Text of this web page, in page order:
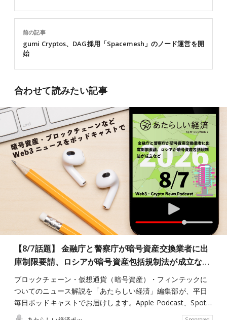
前の記事
gumi Cryptos、DAG採用「Spacemesh」のノード運営を開
始
合わせて読みたい記事
【8/7話題】 金融庁と警察庁が暗号資産交換業者に出
庫制限要請、ロシアが暗号資産包括規制法が成立な…
ブロックチェーン・仮想通貨（暗号資産）・フィンテックに
ついてのニュース解説を「あたらしい経済」編集部が、平日
毎日ポッドキャストでお届けします。Apple Podcast、Spot…